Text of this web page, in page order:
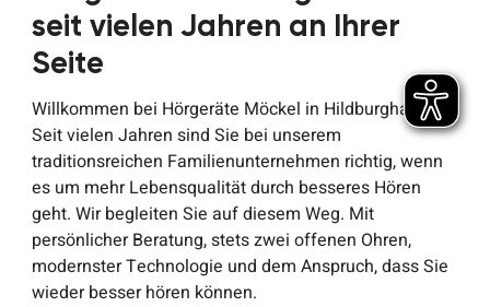
seit vielen Jahren an Ihrer
Seite
Willkommen bei Hörgeräte Möckel in Hildburghausen!
Seit vielen Jahren sind Sie bei unserem
traditionsreichen Familienunternehmen richtig, wenn
es um mehr Lebensqualität durch besseres Hören
geht. Wir begleiten Sie auf diesem Weg. Mit
persönlicher Beratung, stets zwei offenen Ohren,
modernster Technologie und dem Anspruch, dass Sie
wieder besser hören können.